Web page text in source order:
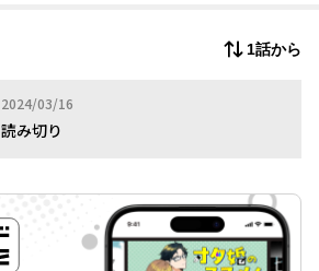
1話から
2024/03/16
2024年03月16日
読み切り